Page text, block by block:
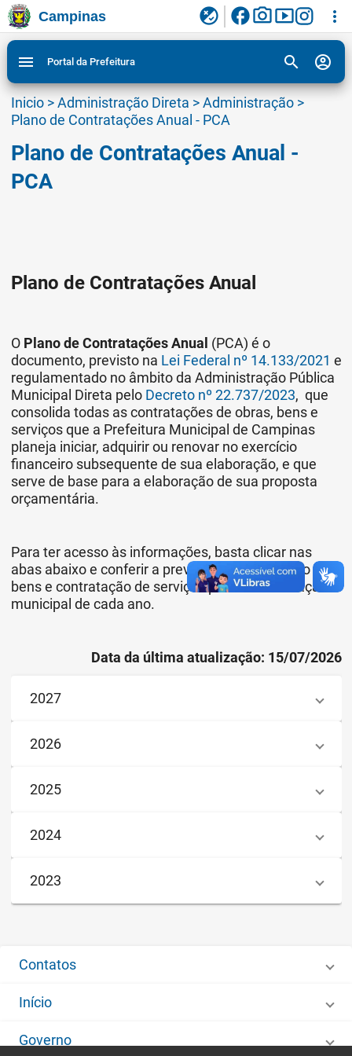
Ir para conteudo
Ir para menu do site da Prefeitura de Campinas
Ligar/Desligar contraste visual de tela para
acessibilidade
3
Campinas flaky facebookphoto_camerasmart_display more_vert
menu Portal da Prefeitura search account_circle
Inicio>Administração Direta >Administração >
Plano de Contratações Anual - PCA
Plano de Contratações Anual -
PCA
Plano de Contratações Anual
O Plano de Contratações Anual (PCA) é o
documento, previsto na Lei Federal nº 14.133/2021 e
regulamentado no âmbito da Administração Pública
Municipal Direta pelo Decreto nº 22.737/2023, que
consolida todas as contratações de obras, bens e
serviços que a Prefeitura Municipal de Campinas
planeja iniciar, adquirir ou renovar no exercício
financeiro subsequente de sua elaboração, e que
serve de base para a elaboração de sua proposta
orçamentária.
Para ter acesso às informações, basta clicar nas
abas abaixo e conferir a previsão para aquisição de
bens e contratação de serviços pela administração
municipal de cada ano.
Data da última atualização: 15/07/2026
2027
2026
2025
2024
2023
Contatos
Início
Governo